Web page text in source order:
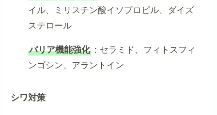
イル、ミリスチン酸イソプロピル、ダイズ
ステロール
バリア機能強化 ：セラミド、フィトスフィ
ンゴシン、アラントイン
シワ対策